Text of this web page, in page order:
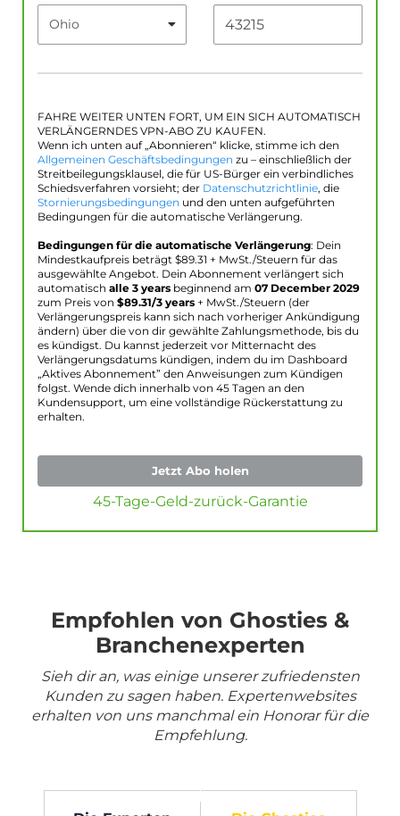
FAHRE WEITER UNTEN FORT, UM EIN SICH AUTOMATISCH
VERLÄNGERNDES VPN-ABO ZU KAUFEN.
Wenn ich unten auf „Abonnieren“ klicke, stimme ich den
Allgemeinen Geschäftsbedingungen zu – einschließlich der
Streitbeilegungsklausel, die für US-Bürger ein verbindliches
Schiedsverfahren vorsieht; der Datenschutzrichtlinie, die
Stornierungsbedingungen und den unten aufgeführten
Bedingungen für die automatische Verlängerung.
Bedingungen für die automatische Verlängerung: Dein
Mindestkaufpreis beträgt $89.31 + MwSt./Steuern für das
ausgewählte Angebot. Dein Abonnement verlängert sich
automatisch alle 3 years beginnend am 07 December 2029
zum Preis von $89.31/3 years + MwSt./Steuern (der
Verlängerungspreis kann sich nach vorheriger Ankündigung
ändern) über die von dir gewählte Zahlungsmethode, bis du
es kündigst. Du kannst jederzeit vor Mitternacht des
Verlängerungsdatums kündigen, indem du im Dashboard
„Aktives Abonnement” den Anweisungen zum Kündigen
folgst. Wende dich innerhalb von 45 Tagen an den
Kundensupport, um eine vollständige Rückerstattung zu
erhalten.
Jetzt Abo holen
45-Tage-Geld-zurück-Garantie
Empfohlen von Ghosties &
Branchenexperten
Sieh dir an, was einige unserer zufriedensten
Kunden zu sagen haben. Expertenwebsites
erhalten von uns manchmal ein Honorar für die
Empfehlung.